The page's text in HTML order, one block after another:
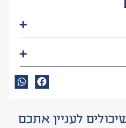
לעניין אתכם